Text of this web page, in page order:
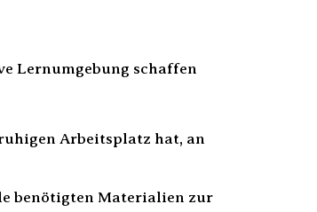
Lernumgebung schaffen
Arbeitsplatz hat, an
benötigten Materialien zur